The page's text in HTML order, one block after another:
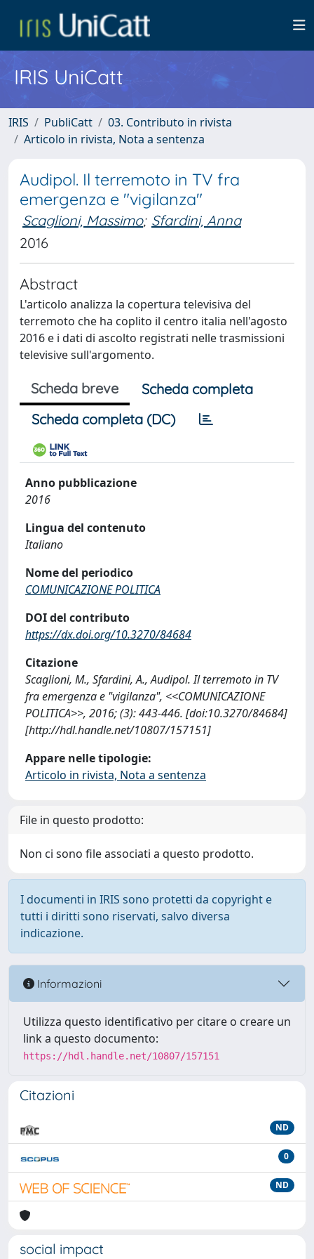
IRIS UniCatt
IRIS PubliCatt
03. Contributo in rivista
Articolo in rivista, Nota a sentenza
Audipol. Il terremoto in TV fra
emergenza e "vigilanza"
Scaglioni, Massimo; Sfardini, Anna
2016
Abstract
L'articolo analizza la copertura televisiva del
terremoto che ha coplito il centro italia nell'agosto
2016 e i dati di ascolto registrati nelle trasmissioni
televisive sull'argomento.
Scheda breve
Scheda completa
Scheda completa (DC)
Anno pubblicazione
2016
Lingua del contenuto
Italiano
Nome del periodico
COMUNICAZIONE POLITICA
DOI del contributo
https://dx.doi.org/10.3270/84684
Citazione
Scaglioni, M., Sfardini, A., Audipol. Il terremoto in TV
fra emergenza e "vigilanza", <<COMUNICAZIONE
POLITICA>>, 2016; (3): 443-446. [doi:10.3270/84684]
[http://hdl.handle.net/10807/157151]
Appare nelle tipologie:
Articolo in rivista, Nota a sentenza
File in questo prodotto:
Non ci sono file associati a questo prodotto.
I documenti in IRIS sono protetti da copyright e
tutti i diritti sono riservati, salvo diversa
indicazione.
Informazioni
Utilizza questo identificativo per citare o creare un
link a questo documento:
https://hdl.handle.net/10807/157151
Citazioni
ND
0
ND
social impact